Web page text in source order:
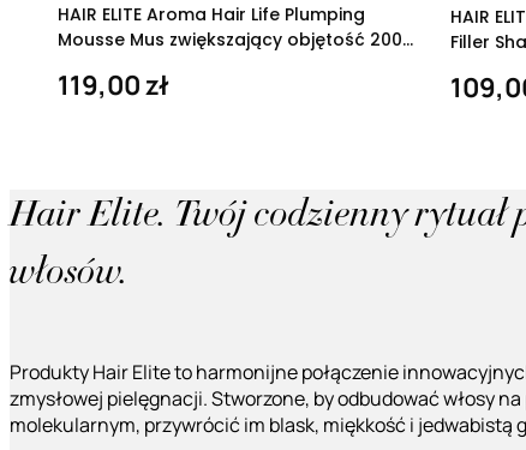
HAIR ELITE Aroma Hair Life Plumping
Mousse Mus zwiększający objętość 200
119,00 zł
HAIR
Filler
Hair Elite. Twój codzienny rytuał
włosów.
Produkty Hair Elite to harmonijne połączenie
zmysłowej pielęgnacji. Stworzone, by odbudować włosy
molekularnym, przywrócić im blask, miękkość i jedwabistą